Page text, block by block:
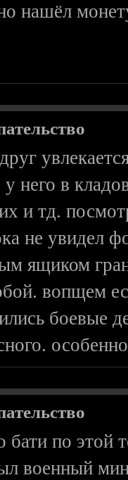
нашёл
него в
и тд.
не увидел
ящиком
вопщем
боевые
бати по этой
военный